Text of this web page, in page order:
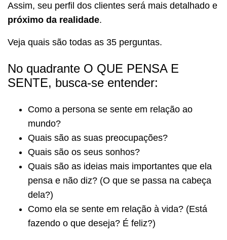
Assim, seu perfil dos clientes será mais detalhado e
próximo da realidade.
Veja quais são todas as 35 perguntas.
No quadrante O QUE PENSA E
SENTE, busca-se entender:
Como a persona se sente em relação ao
mundo?
Quais são as suas preocupações?
Quais são os seus sonhos?
Quais são as ideias mais importantes que ela
pensa e não diz? (O que se passa na cabeça
dela?)
Como ela se sente em relação à vida? (Está
fazendo o que deseja? É feliz?)